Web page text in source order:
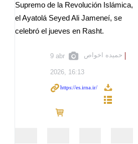
Supremo de la Revolución Islámica,
el Ayatolá Seyed Ali Jameneí, se
celebró el jueves en Rasht.
حمیده اخواص 9 abr
2026, 16:13